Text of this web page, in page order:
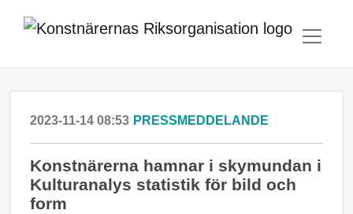
2023-11-14 08:53 PRESSMEDDELANDE
Konstnärerna hamnar i skymundan i
Kulturanalys statistik för bild och
form